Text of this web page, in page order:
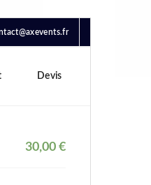
Devis
30,00 €